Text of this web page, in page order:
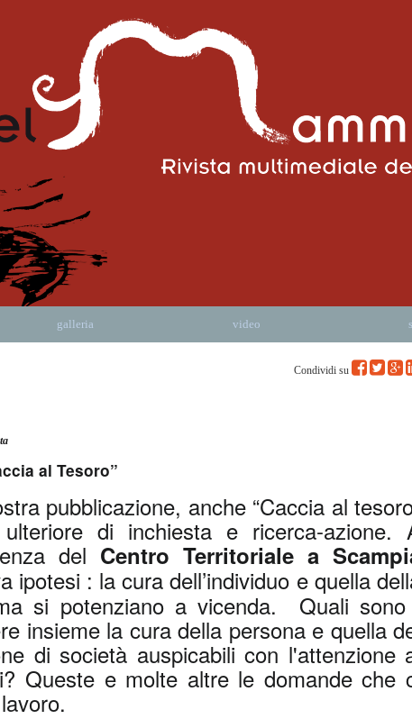
galleria video
Condividi su
Tesoro”
pubblicazione, anche “Caccia al
di inchiesta e ricerca-azione.
del Centro Territoriale a
ipotesi : la cura dell’individuo e quella
si potenziano a vicenda. Quali
insieme la cura della persona e quella
di società auspicabili con l'attenzione
Queste e molte altre le domande che